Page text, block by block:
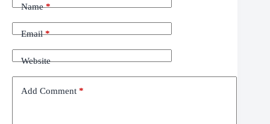
Name*
Email*
Website
Add Comment *